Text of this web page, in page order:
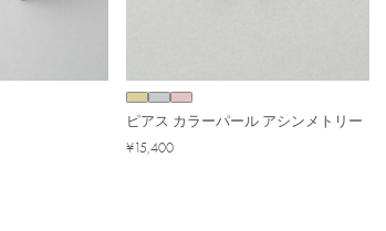
ピアス カラーパール アシンメトリー
¥15,400